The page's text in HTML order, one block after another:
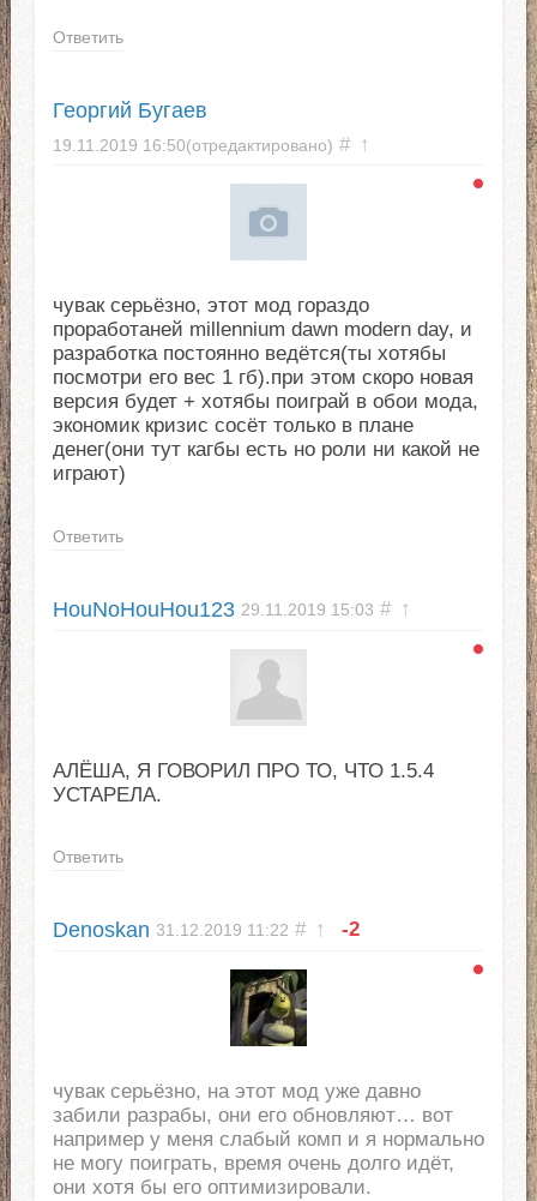
Ответить
Георгий Бугаев
19.11.2019 16:50(отредактировано) # ↑
чувак серьёзно, этот мод гораздо
проработаней millennium dawn modern day, и
разработка постоянно ведётся(ты хотябы
посмотри его вес 1 гб).при этом скоро новая
версия будет + хотябы поиграй в обои мода,
экономик кризис сосёт только в плане
денег(они тут кагбы есть но роли ни какой не
играют)
Ответить
HouNoHouHou123 29.11.2019 15:03 # ↑
АЛЁША, Я ГОВОРИЛ ПРО ТО, ЧТО 1.5.4
УСТАРЕЛА.
Ответить
Denoskan 31.12.2019 11:22 # ↑ -2
чувак серьёзно, на этот мод уже давно
забили разрабы, они его обновляют… вот
например у меня слабый комп и я нормально
не могу поиграть, время очень долго идёт,
они хотя бы его оптимизировали.